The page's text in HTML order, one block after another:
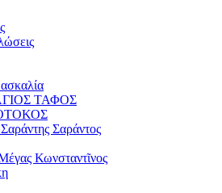
ΤΑΦΟΣ
Σαράντος
Κωνσταντῖνος